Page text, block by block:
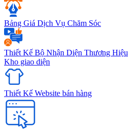
Bảng Giá Dịch Vụ Chăm Sóc
Thiết Kế Bộ Nhận Diện Thương Hiệu
Kho giao diện
Thiết Kế Website bán hàng